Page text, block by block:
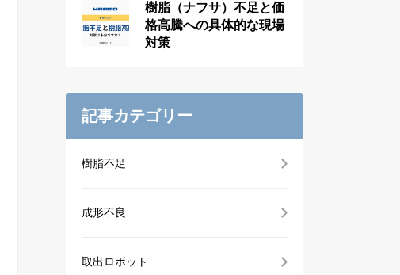
樹脂（ナフサ）不足と価
格高騰への具体的な現場
対策
記事カテゴリー
樹脂不足
成形不良
取出ロボット